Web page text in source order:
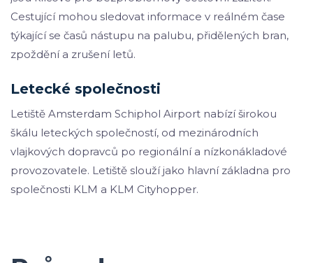
Cestující mohou sledovat informace v reálném čase
týkající se časů nástupu na palubu, přidělených bran,
zpoždění a zrušení letů.
Letecké společnosti
Letiště Amsterdam Schiphol Airport nabízí širokou
škálu leteckých společností, od mezinárodních
vlajkových dopravců po regionální a nízkonákladové
provozovatele. Letiště slouží jako hlavní základna pro
společnosti KLM a KLM Cityhopper.